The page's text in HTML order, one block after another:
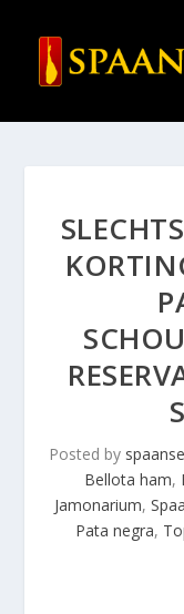
Posted by
Bellota ham,
Jamonarium,
Pata negra,